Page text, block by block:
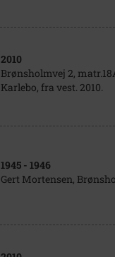
2010
Brønsholmvej 2,
Karlebo, fra vest. 2010.
1945 - 1946
Gert Mortensen,